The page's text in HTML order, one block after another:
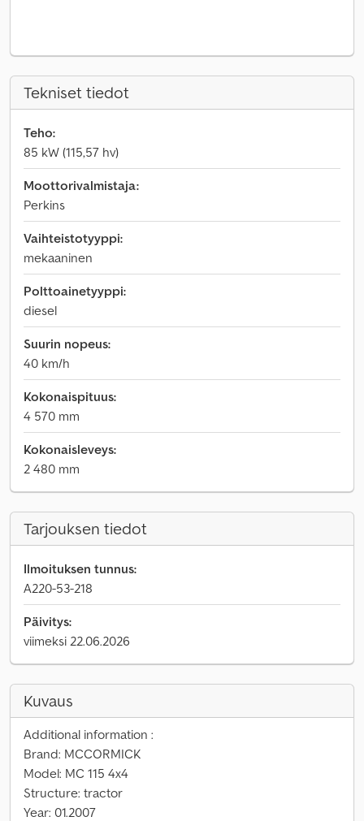
Tekniset tiedot
Teho:
85 kW (115,57 hv)
Moottorivalmistaja:
Perkins
Vaihteistotyyppi:
mekaaninen
Polttoainetyyppi:
diesel
Suurin nopeus:
40 km/h
Kokonaispituus:
4 570 mm
Kokonaisleveys:
2 480 mm
Tarjouksen tiedot
Ilmoituksen tunnus:
A220-53-218
Päivitys:
viimeksi 22.06.2026
Kuvaus
Additional information :
Brand: MCCORMICK
Model: MC 115 4x4
Structure: tractor
Year: 01.2007